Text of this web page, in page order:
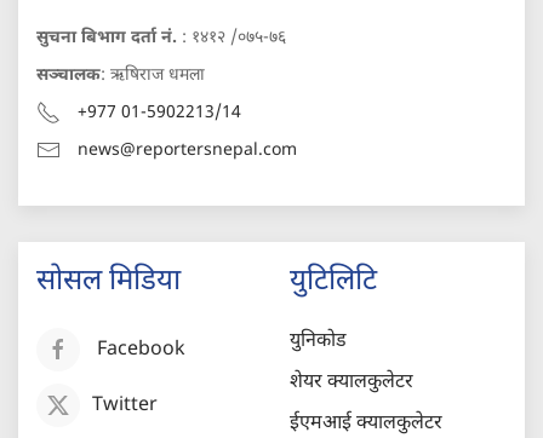
सुचना बिभाग दर्ता नं. : १४१२ /०७५-७६
सञ्चालक: ऋषिराज धमला
+977 01-5902213/14
news@reportersnepal.com
सोसल मिडिया
Facebook
Twitter
युटिलिटि
युनिकोड
शेयर क्यालकुलेटर
ईएमआई क्यालकुलेटर